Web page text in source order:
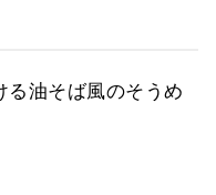
る油そば風のそうめ